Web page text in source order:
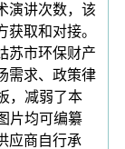
演讲次数，该
取和对接。
苏市环保财产
需求、政策律
，减弱了本
片均可编纂
应商自行承